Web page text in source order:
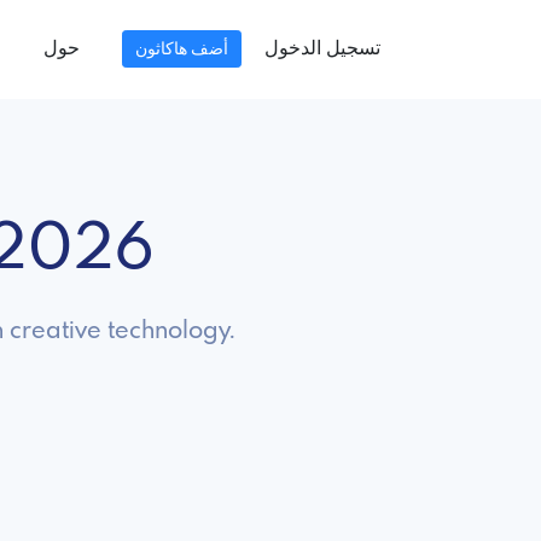
حول أضف هاكاثون تسجيل الدخول
creative technology.